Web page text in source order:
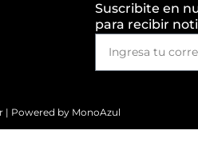
Suscribite en
para recibir
| Powered by MonoAzul